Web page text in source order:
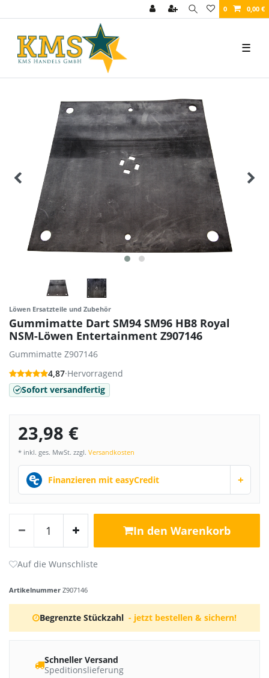
0 0,00 €
☰
Löwen Ersatzteile und Zubehör
Gummimatte Dart SM94 SM96 HB8 Royal
NSM-Löwen Entertainment Z907146
Gummimatte Z907146
4,87·Hervorragend
Sofort versandfertig
23,98 €
* inkl. ges. MwSt. zzgl. Versandkosten
Finanzieren mit easyCredit +
In den Warenkorb
Artikelnummer Z907146
Begrenzte Stückzahl - jetzt bestellen & sichern!
Schneller Versand
Speditionslieferung